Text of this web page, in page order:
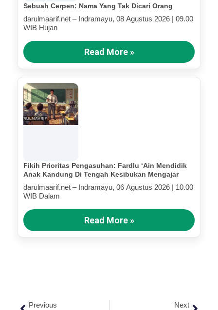
Sebuah Cerpen: Nama Yang Tak Dicari Orang
darulmaarif.net – Indramayu, 08 Agustus 2026 | 09.00
WIB Hujan
Read More »
Fikih Prioritas Pengasuhan: Fardlu ‘Ain Mendidik
Anak Kandung Di Tengah Kesibukan Mengajar
darulmaarif.net – Indramayu, 06 Agustus 2026 | 10.00
WIB Dalam
Read More »
Previous Next